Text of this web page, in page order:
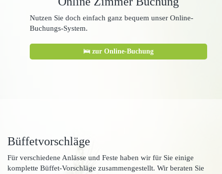
Nutzen Sie doch einfach ganz bequem unser Online-
Buchungs-System.
🛌 zur Online-Buchung
Büffetvorschläge
Für verschiedene Anlässe und Feste haben wir für Sie einige
komplette Büffet-Vorschläge zusammengestellt. Wir beraten Sie